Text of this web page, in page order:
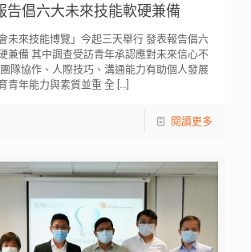
告倡六大未來技能軟硬兼備
未來技能博覽」今起三天舉行 發表報告倡六
兼備 其中調查受訪青年承認應對未來信心不
隊協作、人際技巧、溝通能力有助個人發展
青年能力與素質並重 全[…]
閱讀更多